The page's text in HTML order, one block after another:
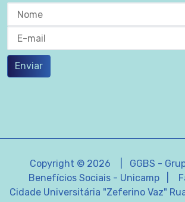
Enviar
Copyright © 2026 | GGBS -
Benefícios Sociais - Unicamp |
Cidade Universitária "Zeferino Vaz"